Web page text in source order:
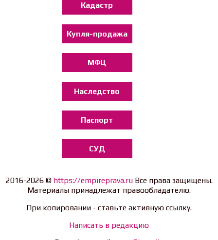
Кадастр
Купля-продажа
МФЦ
Наследство
Паспорт
СУД
2016-2026 © https://empireprava.ruВсе права защищены.
Материалы принадлежат правообладателю.
При копировании - ставьте активную ссылку.
Написать в редакцию